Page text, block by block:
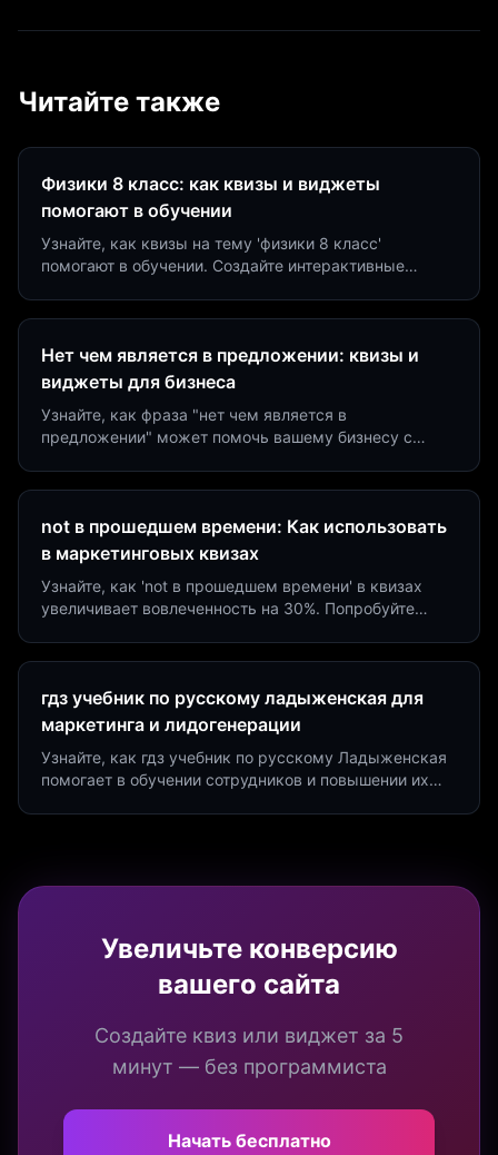
Читайте также
Физики 8 класс: как квизы и виджеты
помогают в обучении
Узнайте, как квизы на тему 'физики 8 класс'
помогают в обучении. Создайте интерактивные
Нет чем является в предложении: квизы и
виджеты для бизнеса
Узнайте, как фраза "нет чем является в
предложении" может помочь вашему бизнесу с
not в прошедшем времени: Как использовать
в маркетинговых квизах
Узнайте, как 'not в прошедшем времени' в квизах
увеличивает вовлеченность на 30%. Попробуйте
гдз учебник по русскому ладыженская для
маркетинга и лидогенерации
Узнайте, как гдз учебник по русскому Ладыженская
помогает в обучении сотрудников и повышении их
Увеличьте конверсию
вашего сайта
Создайте квиз или виджет за 5
минут — без программиста
Начать бесплатно